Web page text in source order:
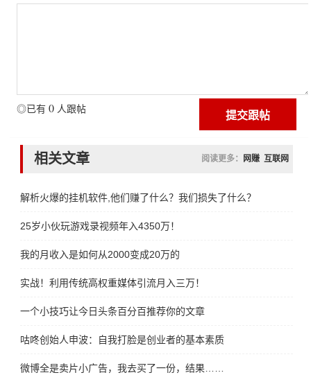
◎已有 0 人跟帖
相关文章 阅读更多： 网赚 互联网
解析火爆的挂机软件,他们赚了什么？我们损失了什么？
25岁小伙玩游戏录视频年入4350万！
我的月收入是如何从2000变成20万的
实战！利用传统高权重媒体引流月入三万！
一个小技巧让今日头条百分百推荐你的文章
咕咚创始人申波：自我打脸是创业者的基本素质
微博全是卖片小广告，我去买了一份，结果……